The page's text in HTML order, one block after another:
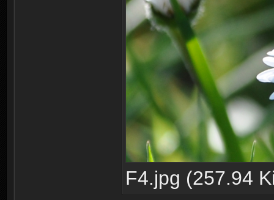
F4.jpg (257.94